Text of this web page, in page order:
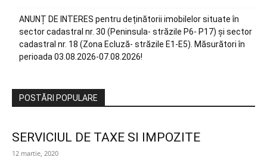
ANUNȚ DE INTERES pentru deținătorii imobilelor situate în
sector cadastral nr. 30 (Peninsula- străzile P6- P17) și sector
cadastral nr. 18 (Zona Ecluză- străzile E1-E5). Măsurători în
perioada 03.08.2026-07.08.2026!
POSTĂRI POPULARE
SERVICIUL DE TAXE SI IMPOZITE
12 martie, 2020